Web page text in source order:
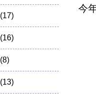
(17)
(16)
(8)
(13)
今